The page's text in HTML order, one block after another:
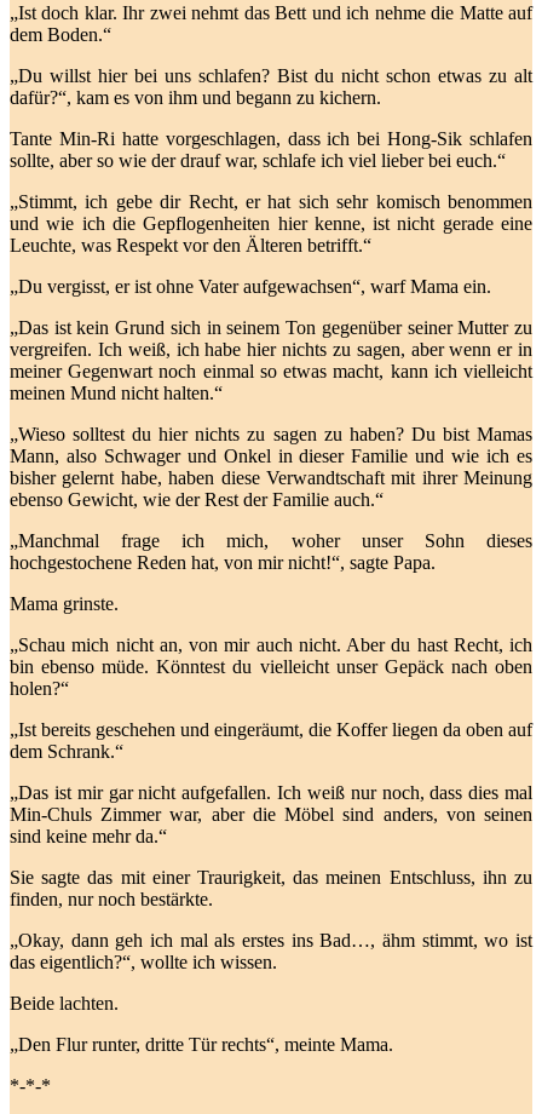
„Ist doch klar. Ihr zwei nehmt das Bett und ich nehme die Matte auf
dem Boden.“
„Du willst hier bei uns schlafen? Bist du nicht schon etwas zu alt
dafür?“, kam es von ihm und begann zu kichern.
Tante Min-Ri hatte vorgeschlagen, dass ich bei Hong-Sik schlafen
sollte, aber so wie der drauf war, schlafe ich viel lieber bei euch.“
„Stimmt, ich gebe dir Recht, er hat sich sehr komisch benommen
und wie ich die Gepflogenheiten hier kenne, ist nicht gerade eine
Leuchte, was Respekt vor den Älteren betrifft.“
„Du vergisst, er ist ohne Vater aufgewachsen“, warf Mama ein.
„Das ist kein Grund sich in seinem Ton gegenüber seiner Mutter zu
vergreifen. Ich weiß, ich habe hier nichts zu sagen, aber wenn er in
meiner Gegenwart noch einmal so etwas macht, kann ich vielleicht
meinen Mund nicht halten.“
„Wieso solltest du hier nichts zu sagen zu haben? Du bist Mamas
Mann, also Schwager und Onkel in dieser Familie und wie ich es
bisher gelernt habe, haben diese Verwandtschaft mit ihrer Meinung
ebenso Gewicht, wie der Rest der Familie auch.“
„Manchmal frage ich mich, woher unser Sohn dieses
hochgestochene Reden hat, von mir nicht!“, sagte Papa.
Mama grinste.
„Schau mich nicht an, von mir auch nicht. Aber du hast Recht, ich
bin ebenso müde. Könntest du vielleicht unser Gepäck nach oben
holen?“
„Ist bereits geschehen und eingeräumt, die Koffer liegen da oben auf
dem Schrank.“
„Das ist mir gar nicht aufgefallen. Ich weiß nur noch, dass dies mal
Min-Chuls Zimmer war, aber die Möbel sind anders, von seinen
sind keine mehr da.“
Sie sagte das mit einer Traurigkeit, das meinen Entschluss, ihn zu
finden, nur noch bestärkte.
„Okay, dann geh ich mal als erstes ins Bad…, ähm stimmt, wo ist
das eigentlich?“, wollte ich wissen.
Beide lachten.
„Den Flur runter, dritte Tür rechts“, meinte Mama.
*-*-*